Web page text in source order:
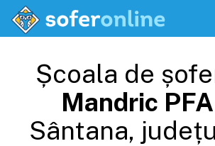
Școala de
Mandric PFA
Sântana,